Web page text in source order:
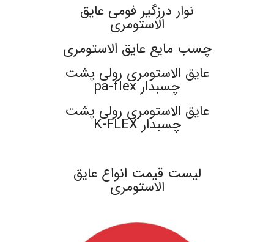
نوار درزگیر فومی عایق
الاستومری
چسب مایع عایق الاستومری
عایق الاستومری رولی پشت
چسبدار pa-flex
عایق الاستومری رولی پشت
چسبدار K-FLEX
لیست قیمت انواع عایق
الاستومری